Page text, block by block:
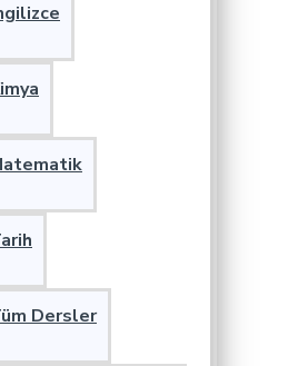
Dersler